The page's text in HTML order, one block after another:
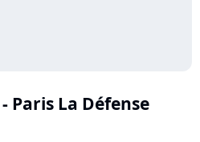
Paris La Défense